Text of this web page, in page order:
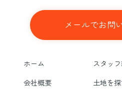
メールでお問
ホーム スタッ
会社概要
土地を